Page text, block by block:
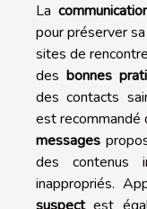
La
pour préserver
sites de
des bonnes
des contacts
est
messages
des contenus
inappropriés.